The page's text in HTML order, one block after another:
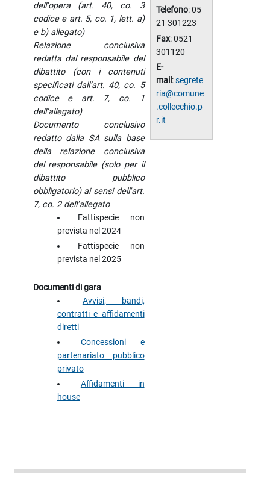
dell'opera (art. 40, co. 3
codice e art. 5, co. 1, lett. a)
e b) allegato)
Relazione conclusiva
redatta dal responsabile del
dibattito (con i contenuti
specificati dall’art. 40, co. 5
codice e art. 7, co. 1
dell’allegato)
Documento conclusivo
redatto dalla SA sulla base
della relazione conclusiva
del responsabile (solo per il
dibattito pubblico
obbligatorio) ai sensi dell'art.
7, co. 2 dell'allegato
Fattispecie non
prevista nel 2024
Fattispecie non
prevista nel 2025
Documenti di gara
Avvisi, bandi,
contratti e affidamenti
diretti
Concessioni e
partenariato pubblico
privato
Affidamenti in
house
Telefono: 05
21 301223
Fax: 0521
301120
E-
mail :segrete
ria@comune
.collecchio.p
r.it